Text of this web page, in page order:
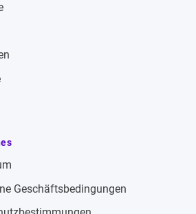
Geschäftsbedingungen